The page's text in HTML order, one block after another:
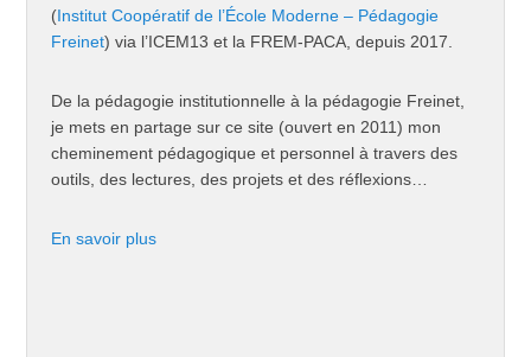
(Institut Coopératif de l’École Moderne – Pédagogie
Freinet) via l’ICEM13 et la FREM-PACA, depuis 2017.
De la pédagogie institutionnelle à la pédagogie Freinet,
je mets en partage sur ce site (ouvert en 2011) mon
cheminement pédagogique et personnel à travers des
outils, des lectures, des projets et des réflexions…
En savoir plus